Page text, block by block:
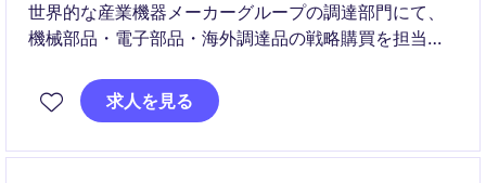
世界的な産業機器メーカーグループの調達部門にて、
機械部品・電子部品・海外調達品の戦略購買を担当
を推進いただくポジションです。
求人を見る